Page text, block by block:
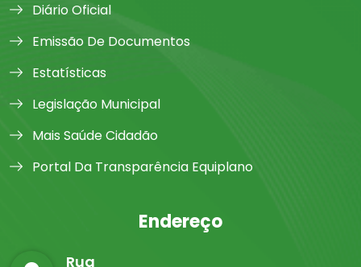
Diário Oficial
Emissão De Documentos
Estatísticas
Legislação Municipal
Mais Saúde Cidadão
Portal Da Transparência Equiplano
Endereço
Rua